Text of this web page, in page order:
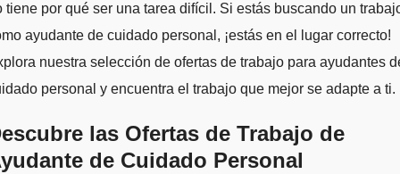
tiene por qué ser una tarea difícil. Si estás buscando un
ayudante de cuidado personal, ¡estás en el lugar correcto!
nuestra selección de ofertas de trabajo para ayudantes
personal y encuentra el trabajo que mejor se adapte a ti.
las Ofertas de Trabajo de
de Cuidado Personal